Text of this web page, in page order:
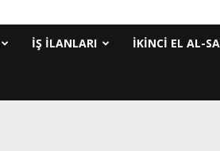
İŞ İLANLARI IKINCI EL AL-